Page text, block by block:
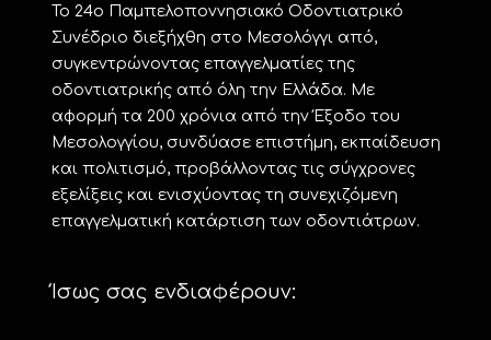
Το 24ο Παμπελοποννησιακό Οδοντιατρικό
Συνέδριο διεξήχθη στο Μεσολόγγι από,
συγκεντρώνοντας επαγγελματίες της
οδοντιατρικής από όλη την Ελλάδα. Με
αφορμή τα 200 χρόνια από την Έξοδο του
Μεσολογγίου, συνδύασε επιστήμη, εκπαίδευση
και πολιτισμό, προβάλλοντας τις σύγχρονες
εξελίξεις και ενισχύοντας τη συνεχιζόμενη
επαγγελματική κατάρτιση των οδοντιάτρων.
Ίσως σας ενδιαφέρουν: